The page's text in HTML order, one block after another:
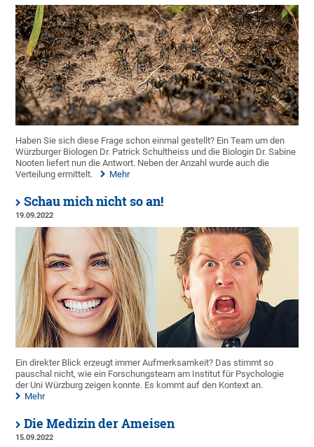
Haben Sie sich diese Frage schon einmal gestellt? Ein Team um den
Würzburger Biologen Dr. Patrick Schultheiss und die Biologin Dr. Sabine
Nooten liefert nun die Antwort. Neben der Anzahl wurde auch die
Verteilung ermittelt.
Mehr
Schau mich nicht so an!
19.09.2022
Ein direkter Blick erzeugt immer Aufmerksamkeit? Das stimmt so
pauschal nicht, wie ein Forschungsteam am Institut für Psychologie
der Uni Würzburg zeigen konnte. Es kommt auf den Kontext an.
Mehr
Die Medizin der Ameisen
15.09.2022